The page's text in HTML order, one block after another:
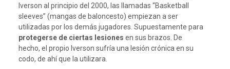
Iverson al principio del 2000, las llamadas “Basketball
sleeves” (mangas de baloncesto) empiezan a ser
utilizadas por los demás jugadores. Supuestamente para
protegerse de ciertas lesiones en sus brazos. De
hecho, el propio Iverson sufría una lesión crónica en su
codo, de ahí que la utilizara.